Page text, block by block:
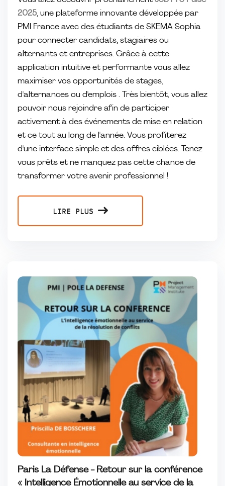
2025, une plateforme innovante développée par
PMI France avec des étudiants de SKEMA Sophia
pour connecter candidats, stagiaires ou
alternants et entreprises. Grâce à cette
application intuitive et performante vous allez
maximiser vos opportunités de stages,
d'alternances ou d'emplois . Très bientôt, vous allez
pouvoir nous rejoindre afin de participer
activement à des événements de mise en relation
et ce tout au long de l'année. Vous profiterez
d'une interface simple et des offres ciblées. Tenez
vous prêts et ne manquez pas cette chance de
transformer votre avenir professionnel !
LIRE PLUS
Paris La Défense - Retour sur la conférence
« Intelligence Émotionnelle au service de la